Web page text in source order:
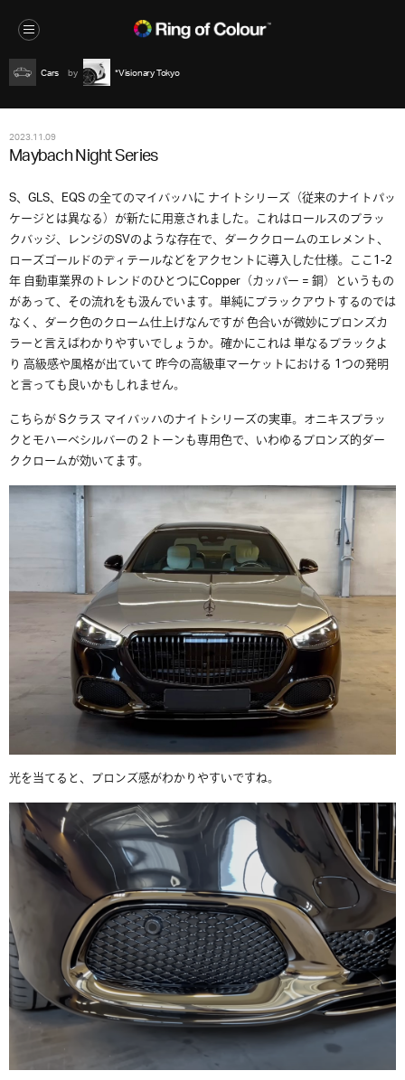
Cars *Visionary Tokyo
2023.11.09
Maybach Night Series
S、GLS、EQS の全てのマイバッハに ナイトシリーズ（従来のナイトパッ
ケージとは異なる）が新たに用意されました。これはロールスのブラッ
クバッジ、レンジのSVのような存在で、ダーククロームのエレメント、
ローズゴールドのディテールなどをアクセントに導入した仕様。ここ1-2
年 自動車業界のトレンドのひとつにCopper（カッパー = 銅）というもの
があって、その流れをも汲んでいます。単純にブラックアウトするのでは
なく、ダーク色のクローム仕上げなんですが 色合いが微妙にブロンズカ
ラーと言えばわかりやすいでしょうか。確かにこれは 単なるブラックよ
り 高級感や風格が出ていて 昨今の高級車マーケットにおける 1つの発明
と言っても良いかもしれません。
こちらが Sクラス マイバッハのナイトシリーズの実車。オニキスブラッ
クとモハーベシルバーの２トーンも専用色で、いわゆるブロンズ的ダー
ククロームが効いてます。
光を当てると、ブロンズ感がわかりやすいですね。